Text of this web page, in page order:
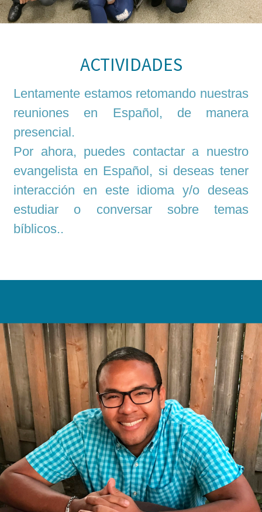
ACTIVIDADES
Lentamente estamos retomando nuestras
reuniones en Español, de manera
presencial.
Por ahora, puedes contactar a nuestro
evangelista en Español, si deseas tener
interacción en este idioma y/o deseas
estudiar o conversar sobre temas
bíblicos..